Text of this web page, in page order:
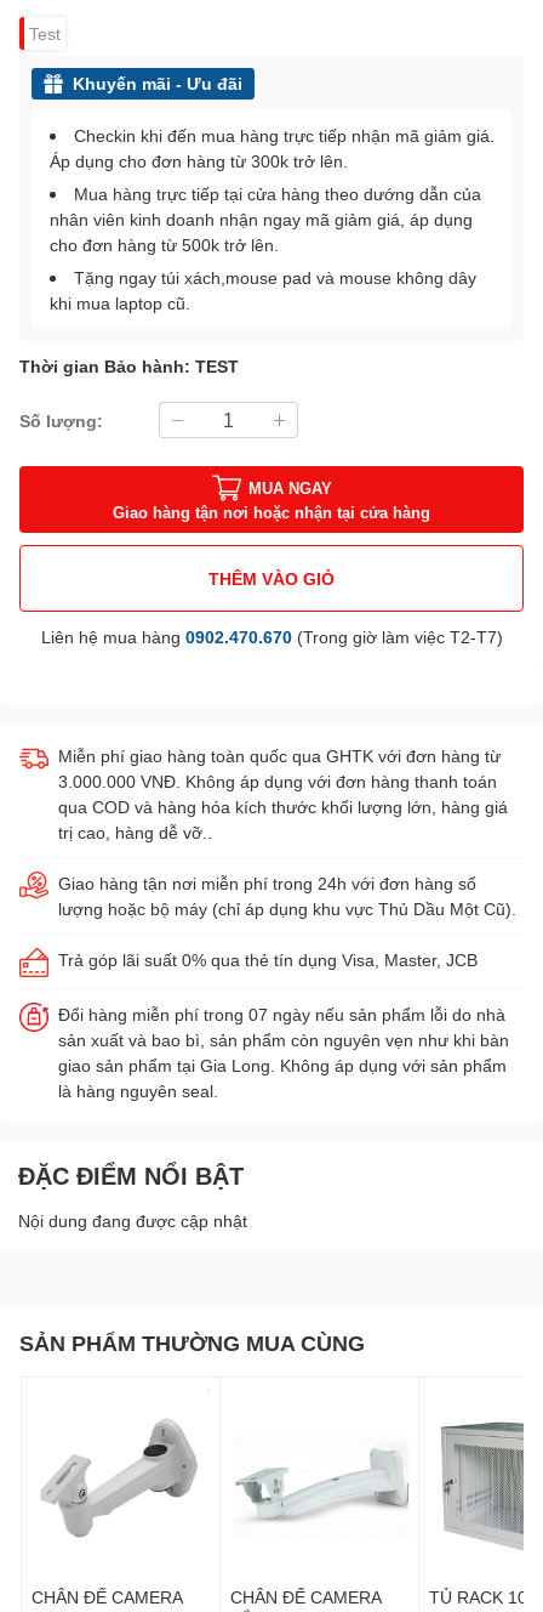
Test
Khuyến mãi - Ưu đãi
Checkin khi đến mua hàng trực tiếp nhận mã giảm giá.
Áp dụng cho đơn hàng từ 300k trở lên.
Mua hàng trực tiếp tại cửa hàng theo dướng dẫn của
nhân viên kinh doanh nhận ngay mã giảm giá, áp dụng
cho đơn hàng từ 500k trở lên.
Tặng ngay túi xách,mouse pad và mouse không dây
khi mua laptop cũ.
Thời gian Bảo hành: TEST
Số lượng:
MUA NGAY
Giao hàng tận nơi hoặc nhận tại cửa hàng
THÊM VÀO GIỎ
Liên hệ mua hàng 0902.470.670(Trong giờ làm việc T2-T7)
Miễn phí giao hàng toàn quốc qua GHTK với đơn hàng từ
3.000.000 VNĐ. Không áp dụng với đơn hàng thanh toán
qua COD và hàng hóa kích thước khối lượng lớn, hàng giá
trị cao, hàng dễ vỡ..
Giao hàng tận nơi miễn phí trong 24h với đơn hàng số
lượng hoặc bộ máy (chỉ áp dụng khu vực Thủ Dầu Một Cũ).
Trả góp lãi suất 0% qua thẻ tín dụng Visa, Master, JCB
Đổi hàng miễn phí trong 07 ngày nếu sản phẩm lỗi do nhà
sản xuất và bao bì, sản phẩm còn nguyên vẹn như khi bàn
giao sản phẩm tại Gia Long. Không áp dụng với sản phẩm
là hàng nguyên seal.
ĐẶC ĐIỂM NỔI BẬT
Nội dung đang được cập nhật
SẢN PHẨM THƯỜNG MUA CÙNG
CHÂN ĐẾ CAMERA
CHÂN ĐẾ CAMERA
TỦ RACK